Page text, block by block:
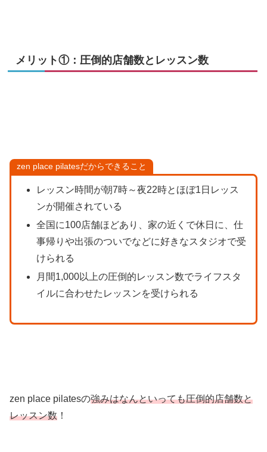
メリット①：圧倒的店舗数とレッスン数
zen place pilatesだからできること
レッスン時間が朝7時～夜22時とほぼ1日レッス
ンが開催されている
全国に100店舗ほどあり、家の近くで休日に、仕
事帰りや出張のついでなどに好きなスタジオで受
けられる
月間1,000以上の圧倒的レッスン数でライフスタ
イルに合わせたレッスンを受けられる
zen place pilatesの強みはなんといっても圧倒的店舗数と
レッスン数 ！